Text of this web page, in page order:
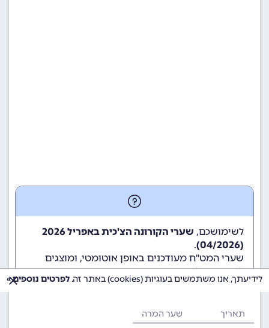
לשימושכם,
שערי הקורונה הצ'כית באפריל 2026
(04/2026)
.
שערי המט"ח מעודכנים באופן אוטומטי, ומוצגים
לשימוש גולשי ומשתמשי האתר.
תאריך שער המרה
לידיעתך, אנו משתמשים בעוגיות (cookies) באתר זה. לפרטים נוספים »